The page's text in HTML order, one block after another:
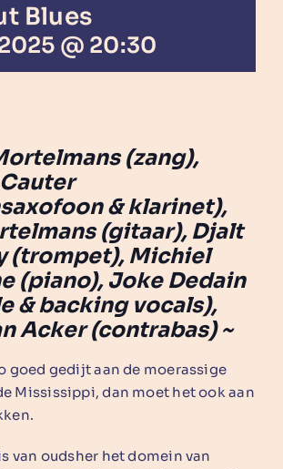
Blues
@ 20:30
(zang),
& klarinet),
(gitaar), Djalt
(trompet), Michiel
(piano), Joke Dedain
& backing vocals),
Acker (contrabas) ~
goed gedijt aan de moerassige
Mississippi, dan moet het ook aan
van oudsher het domein van